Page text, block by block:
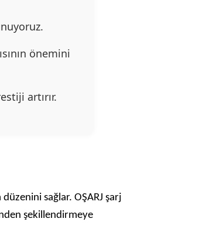
önemini
artırır.
sağlar. OŞARJ şarj
şekillendirmeye